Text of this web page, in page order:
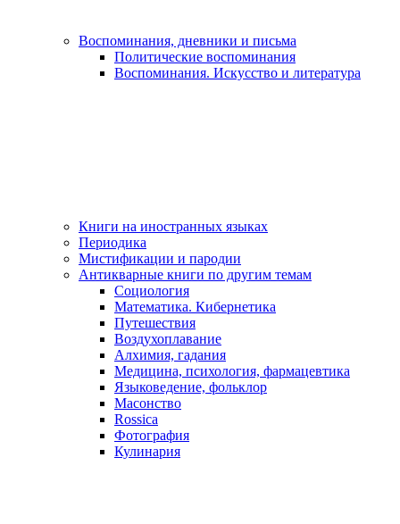
Воспоминания, дневники и письма
Политические воспоминания
Воспоминания. Искусство и литература
Книги на иностранных языках
Периодика
Мистификации и пародии
Антикварные книги по другим темам
Социология
Математика. Кибернетика
Путешествия
Воздухоплавание
Алхимия, гадания
Медицина, психология, фармацевтика
Языковедение, фольклор
Масонство
Rossica
Фотография
Кулинария